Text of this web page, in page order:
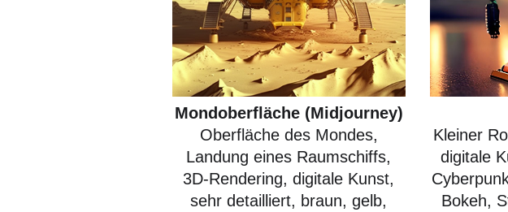
Mondoberfläche (Midjourney)
Oberfläche des Mondes,
Landung eines Raumschiffs,
3D-Rendering, digitale Kunst,
sehr detailliert, braun, gelb,
Kleiner
digitale
Bokeh,